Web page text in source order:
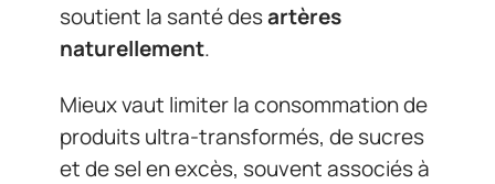
soutient la santé desartères
naturellement.
Mieux vaut limiter la consommation de
produits ultra-transformés, de sucres
et de sel en excès, souvent associés à